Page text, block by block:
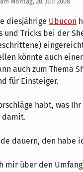
diesjährige Ubucon
und Tricks bei der
könnte auch
auch zum Thema
für Einsteiger.
habt, was
damit.
dauern, den habe
mir über den